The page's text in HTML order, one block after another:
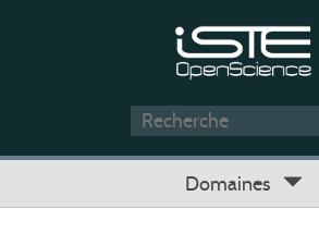
Domaines